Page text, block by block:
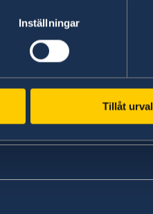
Inställningar
Tillåt urval